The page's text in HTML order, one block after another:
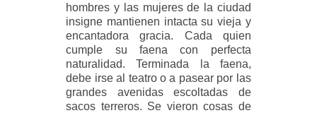
hombres y las mujeres de la ciudad
insigne mantienen intacta su vieja y
encantadora gracia. Cada quien
cumple su faena con perfecta
naturalidad. Terminada la faena,
debe irse al teatro o a pasear por las
grandes avenidas escoltadas de
sacos terreros. Se vieron cosas de